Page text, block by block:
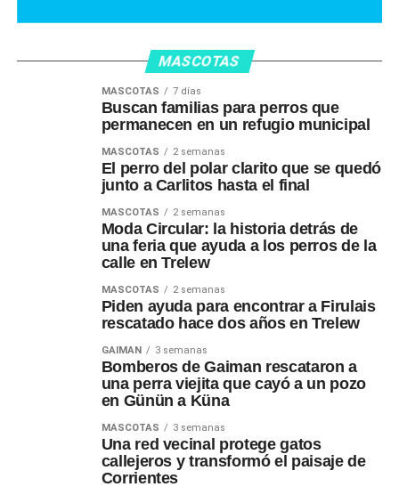
MASCOTAS
MASCOTAS 7 días
Buscan familias para perros que
permanecen en un refugio municipal
MASCOTAS 2 semanas
El perro del polar clarito que se quedó
junto a Carlitos hasta el final
MASCOTAS 2 semanas
Moda Circular: la historia detrás de
una feria que ayuda a los perros de la
calle en Trelew
MASCOTAS 2 semanas
Piden ayuda para encontrar a Firulais
rescatado hace dos años en Trelew
GAIMAN 3 semanas
Bomberos de Gaiman rescataron a
una perra viejita que cayó a un pozo
en Günün a Küna
MASCOTAS 3 semanas
Una red vecinal protege gatos
callejeros y transformó el paisaje de
Corrientes